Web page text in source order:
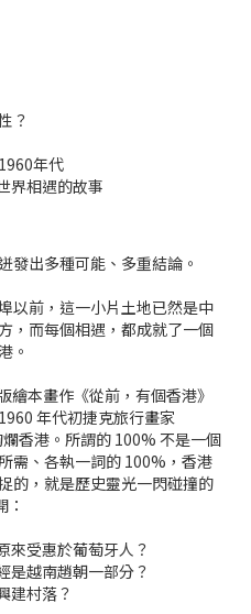
？
年代
界相遇的故事
發出多種可能、多重結論。
以前，這一小片土地已然是中
，而每個相遇，都成就了一個
。
繪本畫作《從前，有個香港》
年代初捷克旅行畫家
香港。所謂的 100% 不是一個
需、各執一詞的 100%，香港
的，就是歷史靈光一閃碰撞的
來受惠於葡萄牙人？
是越南趙朝一部分？
建村落？